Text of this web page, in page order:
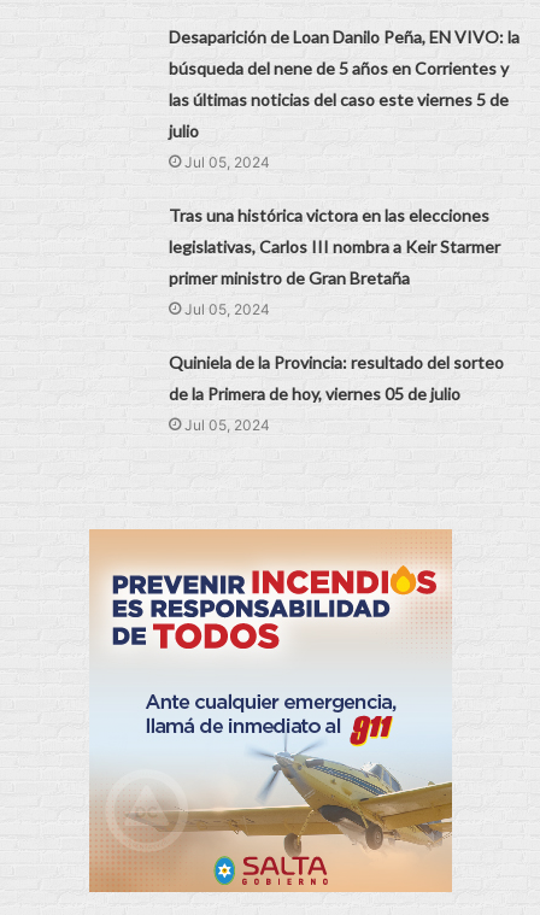
Desaparición de Loan Danilo Peña, EN VIVO: la
búsqueda del nene de 5 años en Corrientes y
las últimas noticias del caso este viernes 5 de
julio
Jul 05, 2024
Tras una histórica victora en las elecciones
legislativas, Carlos III nombra a Keir Starmer
primer ministro de Gran Bretaña
Jul 05, 2024
Quiniela de la Provincia: resultado del sorteo
de la Primera de hoy, viernes 05 de julio
Jul 05, 2024